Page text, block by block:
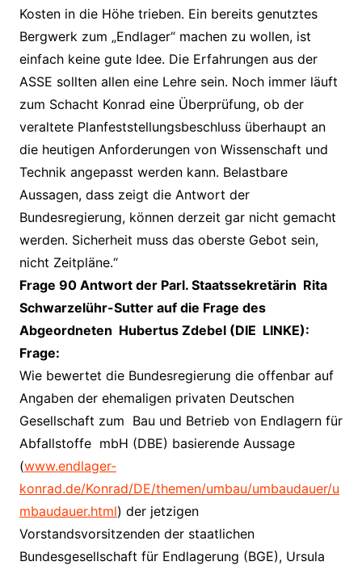
Kosten in die Höhe trieben. Ein bereits genutztes
Bergwerk zum „Endlager“ machen zu wollen, ist
einfach keine gute Idee. Die Erfahrungen aus der
ASSE sollten allen eine Lehre sein. Noch immer läuft
zum Schacht Konrad eine Überprüfung, ob der
veraltete Planfeststellungsbeschluss überhaupt an
die heutigen Anforderungen von Wissenschaft und
Technik angepasst werden kann. Belastbare
Aussagen, dass zeigt die Antwort der
Bundesregierung, können derzeit gar nicht gemacht
werden. Sicherheit muss das oberste Gebot sein,
nicht Zeitpläne.“
Frage 90 Antwort der Parl. Staatssekretärin Rita
Schwarzelühr-Sutter auf die Frage des
Abgeordneten Hubertus Zdebel (DIE LINKE):
Frage:
Wie bewertet die Bundesregierung die offenbar auf
Angaben der ehemaligen privaten Deutschen
Gesellschaft zum Bau und Betrieb von Endlagern für
Abfallstoffe mbH (DBE) basierende Aussage
(www.endlager-
konrad.de/Konrad/DE/themen/umbau/umbaudauer/u
mbaudauer.html) der jetzigen
Vorstandsvorsitzenden der staatlichen
Bundesgesellschaft für Endlagerung (BGE), Ursula